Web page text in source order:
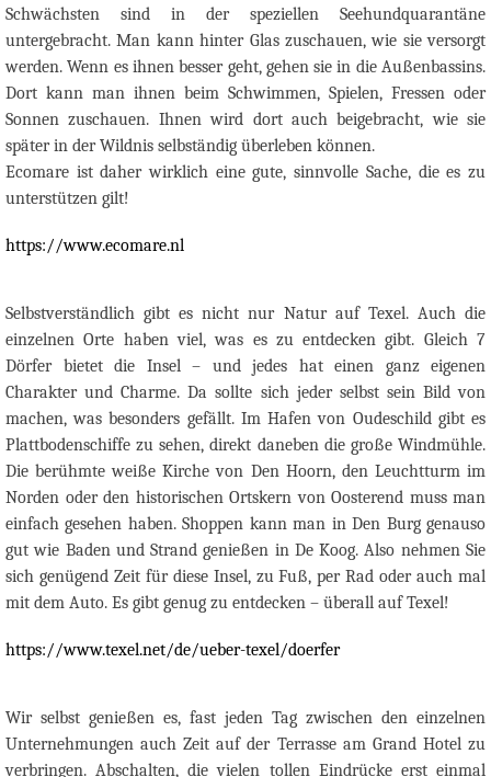
Schwächsten sind in der speziellen Seehundquarantäne
untergebracht. Man kann hinter Glas zuschauen, wie sie versorgt
werden. Wenn es ihnen besser geht, gehen sie in die Außenbassins.
Dort kann man ihnen beim Schwimmen, Spielen, Fressen oder
Sonnen zuschauen. Ihnen wird dort auch beigebracht, wie sie
später in der Wildnis selbständig überleben können.
Ecomare ist daher wirklich eine gute, sinnvolle Sache, die es zu
unterstützen gilt!
https://www.ecomare.nl
Selbstverständlich gibt es nicht nur Natur auf Texel. Auch die
einzelnen Orte haben viel, was es zu entdecken gibt. Gleich 7
Dörfer bietet die Insel – und jedes hat einen ganz eigenen
Charakter und Charme. Da sollte sich jeder selbst sein Bild von
machen, was besonders gefällt. Im Hafen von Oudeschild gibt es
Plattbodenschiffe zu sehen, direkt daneben die große Windmühle.
Die berühmte weiße Kirche von Den Hoorn, den Leuchtturm im
Norden oder den historischen Ortskern von Oosterend muss man
einfach gesehen haben. Shoppen kann man in Den Burg genauso
gut wie Baden und Strand genießen in De Koog. Also nehmen Sie
sich genügend Zeit für diese Insel, zu Fuß, per Rad oder auch mal
mit dem Auto. Es gibt genug zu entdecken – überall auf Texel!
https://www.texel.net/de/ueber-texel/doerfer
Wir selbst genießen es, fast jeden Tag zwischen den einzelnen
Unternehmungen auch Zeit auf der Terrasse am Grand Hotel zu
verbringen. Abschalten, die vielen tollen Eindrücke erst einmal